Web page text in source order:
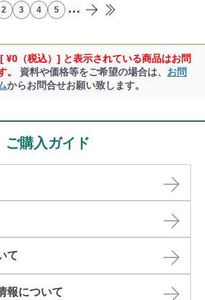
2 3 4 5 ...
¥0（税込）] と表示されている商品はお問
。
資料や価格等をご希望の場合は、 お問
からお問合せお願い致します。
ご購入ガイド
て
報について​